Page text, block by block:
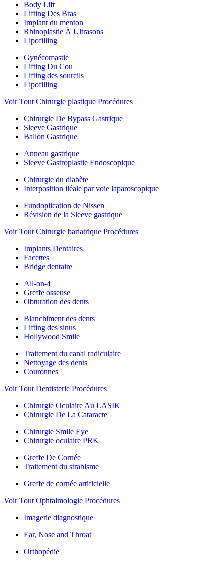
Body Lift
Lifting Des Bras
Implant du menton
Rhinoplastie À Ultrasons
Lipofilling
Gynécomastie
Lifting Du Cou
Lifting des sourcils
Lipofilling
Voir Tout Chirurgie plastique Procédures
Chirurgie De Bypass Gastrique
Sleeve Gastrique
Ballon Gastrique
Anneau gastrique
Sleeve Gastroplastie Endoscopique
Chirurgie du diabète
Interposition iléale par voie laparoscopique
Fundoplication de Nissen
Révision de la Sleeve gastrique
Voir Tout Chirurgie bariatrique Procédures
Implants Dentaires
Facettes
Bridge dentaire
All-on-4
Greffe osseuse
Obturation des dents
Blanchiment des dents
Lifting des sinus
Hollywood Smile
Traitement du canal radiculaire
Nettoyage des dents
Couronnes
Voir Tout Dentisterie Procédures
Chirurgie Oculaire Au LASIK
Chirurgie De La Cataracte
Chirurgie Smile Eye
Chirurgie oculaire PRK
Greffe De Cornée
Traitement du strabisme
Greffe de cornée artificielle
Voir Tout Ophtalmologie Procédures
Imagerie diagnostique
Ear, Nose and Throat
Orthopédie